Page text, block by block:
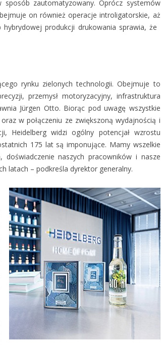
zautomatyzowany. Oprócz systemów
on również operacje introligatorskie, aż
produkcji drukowania sprawia, że
rynku zielonych technologii. Obejmuje to
przemysł motoryzacyjny, infrastruktura
Jürgen Otto. Biorąc pod uwagę wszystkie
w połączeniu ze zwiększoną wydajnością i
Heidelberg widzi ogólny potencjał wzrostu
175 lat są imponujące. Mamy wszelkie
naszych pracowników i nasze
latach – podkreśla dyrektor generalny.